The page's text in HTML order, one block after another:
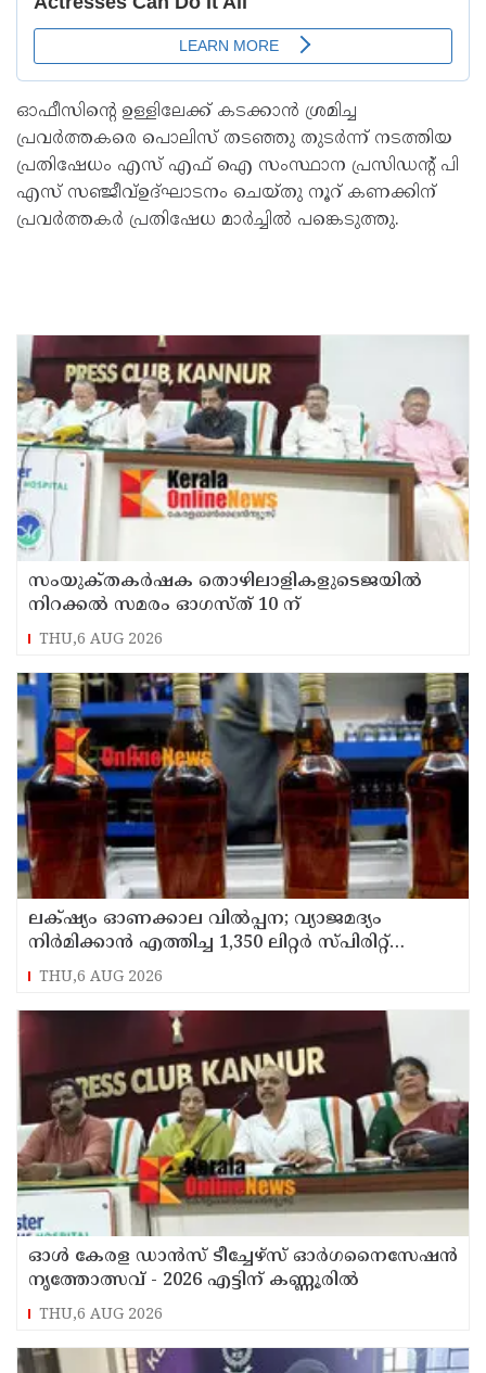
ഓഫീസിൻ്റെ ഉള്ളിലേക്ക് കടക്കാൻ ശ്രമിച്ച
പ്രവർത്തകരെ പൊലിസ് തടഞ്ഞു തുടർന്ന് നടത്തിയ
പ്രതിഷേധം എസ് എഫ് ഐ സംസ്ഥാന പ്രസിഡൻ്റ് പി
എസ് സഞ്ജീവ്ഉദ്ഘാടനം ചെയ്തു നൂറ് കണക്കിന്
പ്രവർത്തകർ പ്രതിഷേധ മാർച്ചിൽ പങ്കെടുത്തു.
സംയുക്‌തകർഷക തൊഴിലാളികളുടെജയിൽ
നിറക്കൽ സമരം ഓഗസ്ത് 10 ന്
THU,6 AUG 2026
ലക്‌ഷ്യം ഓണക്കാല വിൽപ്പന; വ്യാജമദ്യം
നിർമിക്കാൻ എത്തിച്ച 1,350 ലിറ്റർ സ്പിരിറ്റ്
പിടികൂടി; രണ്ട് പേർ അറസ്റ്റിൽ
THU,6 AUG 2026
ഓൾ കേരള ഡാൻസ് ടീച്ചേഴ്സ് ഓർഗനൈസേഷൻ
നൃത്തോത്സവ് - 2026 എട്ടിന് കണ്ണൂരിൽ
THU,6 AUG 2026